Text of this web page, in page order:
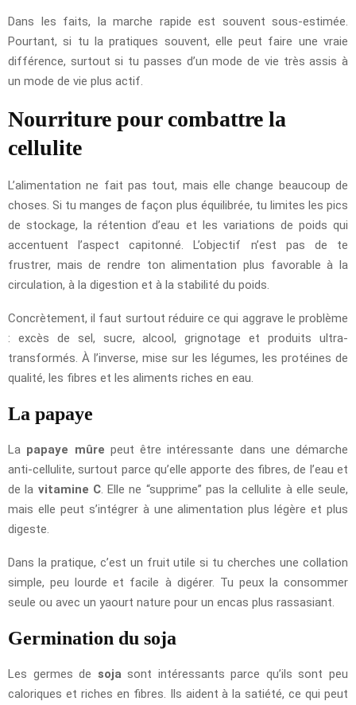
Dans les faits, la marche rapide est souvent sous-estimée.
Pourtant, si tu la pratiques souvent, elle peut faire une vraie
différence, surtout si tu passes d’un mode de vie très assis à
un mode de vie plus actif.
Nourriture pour combattre la
cellulite
L’alimentation ne fait pas tout, mais elle change beaucoup de
choses. Si tu manges de façon plus équilibrée, tu limites les pics
de stockage, la rétention d’eau et les variations de poids qui
accentuent l’aspect capitonné. L’objectif n’est pas de te
frustrer, mais de rendre ton alimentation plus favorable à la
circulation, à la digestion et à la stabilité du poids.
Concrètement, il faut surtout réduire ce qui aggrave le problème
: excès de sel, sucre, alcool, grignotage et produits ultra-
transformés. À l’inverse, mise sur les légumes, les protéines de
qualité, les fibres et les aliments riches en eau.
La papaye
La papaye mûre peut être intéressante dans une démarche
anti-cellulite, surtout parce qu’elle apporte des fibres, de l’eau et
de la vitamine C. Elle ne “supprime” pas la cellulite à elle seule,
mais elle peut s’intégrer à une alimentation plus légère et plus
digeste.
Dans la pratique, c’est un fruit utile si tu cherches une collation
simple, peu lourde et facile à digérer. Tu peux la consommer
seule ou avec un yaourt nature pour un encas plus rassasiant.
Germination du soja
Les germes de soja sont intéressants parce qu’ils sont peu
caloriques et riches en fibres. Ils aident à la satiété, ce qui peut